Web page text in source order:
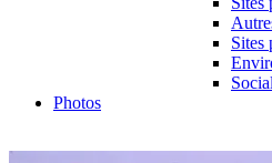
Sites
Photos